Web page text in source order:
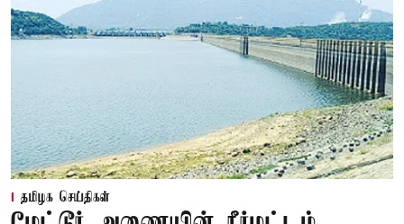
தமிழக செய்திகள்